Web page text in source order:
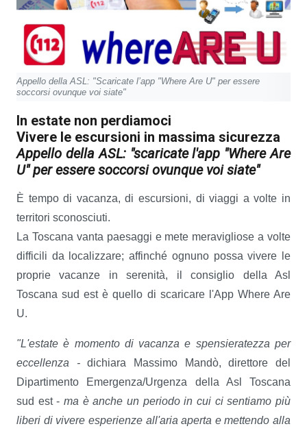
Appello della ASL: "Scaricate l’app "Where Are U" per essere
soccorsi ovunque voi siate"
In estate non perdiamoci
Vivere le escursioni in massima sicurezza
Appello della ASL: "scaricate l'app "Where Are
U" per essere soccorsi ovunque voi siate"
È tempo di vacanza, di escursioni, di viaggi a volte in
territori sconosciuti.
La Toscana vanta paesaggi e mete meravigliose a volte
difficili da localizzare; affinché ognuno possa vivere le
proprie vacanze in serenità, il consiglio della Asl
Toscana sud est è quello di scaricare l'App Where Are
U.
"L'estate è momento di vacanza e spensieratezza per
eccellenza -dichiara Massimo Mandò, direttore del
Dipartimento Emergenza/Urgenza della Asl Toscana
sud est - ma è anche un periodo in cui ci sentiamo più
liberi di vivere esperienze all'aria aperta e mettendo alla